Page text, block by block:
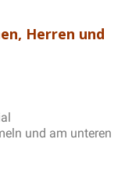
Herren und
und am unteren